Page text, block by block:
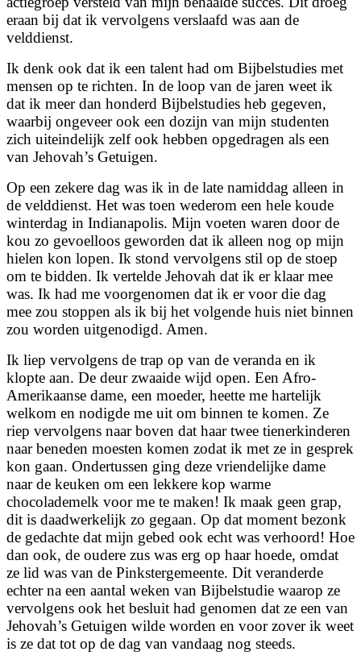
eraan bij dat ik vervolgens verslaafd was aan de
velddienst.
Ik denk ook dat ik een talent had om Bijbelstudies met
mensen op te richten. In de loop van de jaren weet ik
dat ik meer dan honderd Bijbelstudies heb gegeven,
waarbij ongeveer ook een dozijn van mijn studenten
zich uiteindelijk zelf ook hebben opgedragen als een
van Jehovah’s Getuigen.
Op een zekere dag was ik in de late namiddag alleen in
de velddienst. Het was toen wederom een hele koude
winterdag in Indianapolis. Mijn voeten waren door de
kou zo gevoelloos geworden dat ik alleen nog op mijn
hielen kon lopen. Ik stond vervolgens stil op de stoep
om te bidden. Ik vertelde Jehovah dat ik er klaar mee
was. Ik had me voorgenomen dat ik er voor die dag
mee zou stoppen als ik bij het volgende huis niet binnen
zou worden uitgenodigd. Amen.
Ik liep vervolgens de trap op van de veranda en ik
klopte aan. De deur zwaaide wijd open. Een Afro-
Amerikaanse dame, een moeder, heette me hartelijk
welkom en nodigde me uit om binnen te komen. Ze
riep vervolgens naar boven dat haar twee tienerkinderen
naar beneden moesten komen zodat ik met ze in gesprek
kon gaan. Ondertussen ging deze vriendelijke dame
naar de keuken om een lekkere kop warme
chocolademelk voor me te maken! Ik maak geen grap,
dit is daadwerkelijk zo gegaan. Op dat moment bezonk
de gedachte dat mijn gebed ook echt was verhoord! Hoe
dan ook, de oudere zus was erg op haar hoede, omdat
ze lid was van de Pinkstergemeente. Dit veranderde
echter na een aantal weken van Bijbelstudie waarop ze
vervolgens ook het besluit had genomen dat ze een van
Jehovah’s Getuigen wilde worden en voor zover ik weet
is ze dat tot op de dag van vandaag nog steeds.